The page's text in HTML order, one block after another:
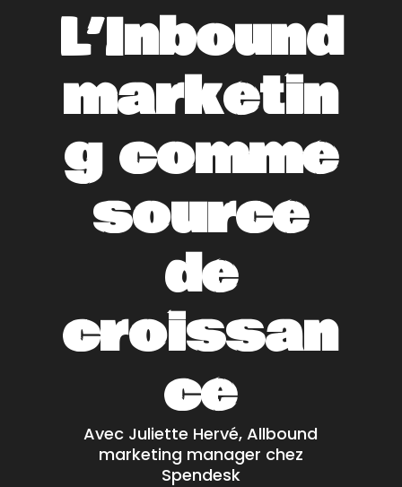
L’Inbound
marketin
g comme
source
de
croissan
ce
Avec Juliette Hervé, Allbound
marketing manager chez
Spendesk